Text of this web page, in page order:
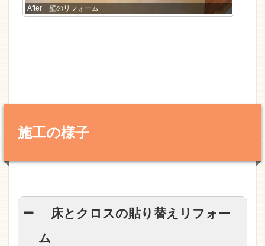
After 壁のリフォーム
施工の様子
床とクロスの貼り替えリフォー
ム